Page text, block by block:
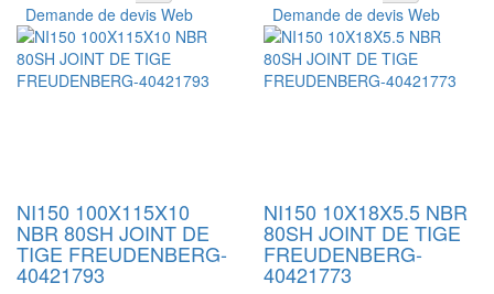
Demande de devis Web
NI150 100X115X10
NBR 80SH JOINT DE
TIGE FREUDENBERG-
40421793
Demande de devis Web
NI150 10X18X5.5 NBR
80SH JOINT DE TIGE
FREUDENBERG-
40421773